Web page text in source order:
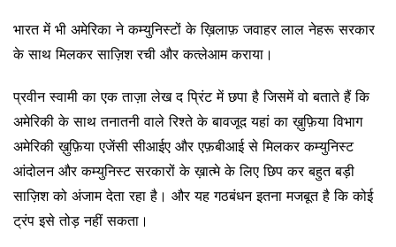
भारत में भी अमेरिका ने कम्युनिस्टों के ख़िलाफ़ जवाहर लाल नेहरू सरकार
के साथ मिलकर साज़िश रची और कत्लेआम कराया।
प्रवीन स्वामी का एक ताज़ा लेख द प्रिंट में छपा है जिसमें वो बताते हैं कि
अमेरिकी के साथ तनातनी वाले रिश्ते के बावजूद यहां का ख़ुफ़िया विभाग
अमेरिकी ख़ुफ़िया एजेंसी सीआईए और एफ़बीआई से मिलकर कम्युनिस्ट
आंदोलन और कम्युनिस्ट सरकारों के ख़ात्मे के लिए छिप कर बहुत बड़ी
साज़िश को अंजाम देता रहा है। और यह गठबंधन इतना मजबूत है कि कोई
ट्रंप इसे तोड़ नहीं सकता।